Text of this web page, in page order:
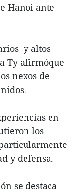
Hanoi ante
y altos
Ty afirmóque
nexos de
en
los
y defensa.
se destaca